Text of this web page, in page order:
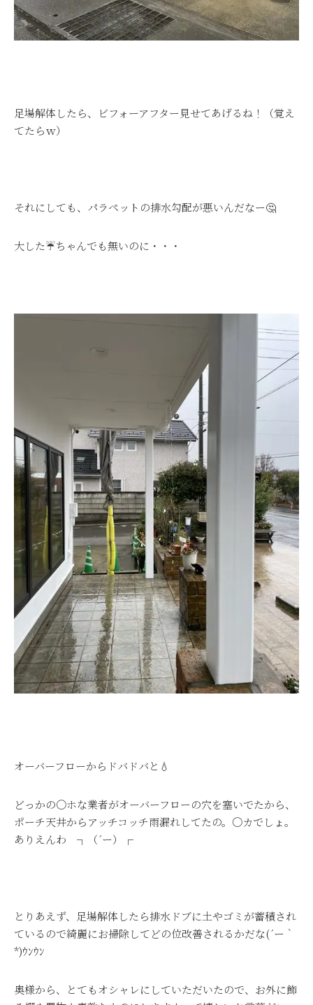
足場解体したら、ビフォーアフター見せてあげるね！（覚え
てたらｗ）
それにしても、パラペットの排水勾配が悪いんだなー🤔
大した☔ちゃんでも無いのに・・・
オーバーフローからドバドバと💧
どっかの〇ホな業者がオーバーフローの穴を塞いでたから、
ポーチ天井からアッチコッチ雨漏れしてたの。〇カでしょ。
ありえんわ ┐（´ー）┌
とりあえず、足場解体したら排水ドブに土やゴミが蓄積され
ているので綺麗にお掃除してどの位改善されるかだな(´ー｀
*)ｳﾝｳﾝ
奥様から、とてもオシャレにしていただいたので、お外に飾